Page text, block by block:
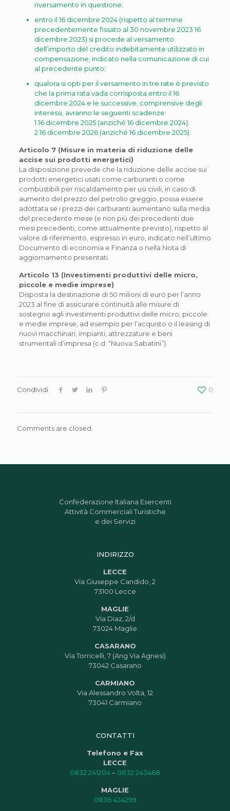
riversamento in questione;
entro il 16 dicembre 2024 (rispetto al termine
precedentemente fissato al 30 novembre 2023 16
dicembre 2023) si procede al versamento
dell’importo del credito indebitamente utilizzato in
compensazione, indicato nella comunicazione di cui
al precedente punto;
qualora si opti per il versamento in tre rate è previsto
che la prima rata vada corrisposta entro il 16
dicembre 2024 e le successive, comprensive degli
interessi, avranno le seguenti scadenze:
1.16 dicembre 2025 (anziché 16 dicembre 2024);
2.16 dicembre 2026 (anziché 16 dicembre 2025).
Articolo 7 (Misure in materia di riduzione delle
accise sui prodotti energetici)
La disposizione prevede che la riduzione delle accise sui
prodotti energetici usati come carburanti o come
combustibili per riscaldamento per usi civili, in caso di
aumento del prezzo del petrolio greggio, possa essere
adottata se i prezzi dei carburanti aumentano sulla media
del precedente mese (e non più dei precedenti due
mesi precedenti, come attualmente previsto), rispetto al
valore di riferimento, espresso in euro, indicato nell’ultimo
Documento di economia e Finanza o nella Nota di
aggiornamento presentati.
Articolo 13 (Investimenti produttivi delle micro,
piccole e medie imprese)
Disposta la destinazione di 50 milioni di euro per l’anno
2023 al fine di assicurare continuità alle misure di
sostegno agli investimenti produttivi delle micro, piccole
e medie imprese, ad esempio per l’acquisto o il leasing di
nuovi macchinari, impianti, attrezzature e beni
strumentali d’impresa (c.d. “Nuova Sabatini”).
Condividi 0
Comments are closed.
Confederazione Italiana Esercenti
Attività Commerciali Turistiche
e dei Servizi
INDIRIZZO
LECCE
Via Giuseppe Candido, 2
73100 Lecce
MAGLIE
Via Diaz, 2/d
73024 Maglie
CASARANO
Via Torricelli, 7 (Ang Via Agnesi)
73042 Casarano
CARMIANO
Via Alessandro Volta, 12
73041 Carmiano
CONTATTI
Telefono e Fax
LECCE
0832 241204– 0832 243468
MAGLIE
0836 424299